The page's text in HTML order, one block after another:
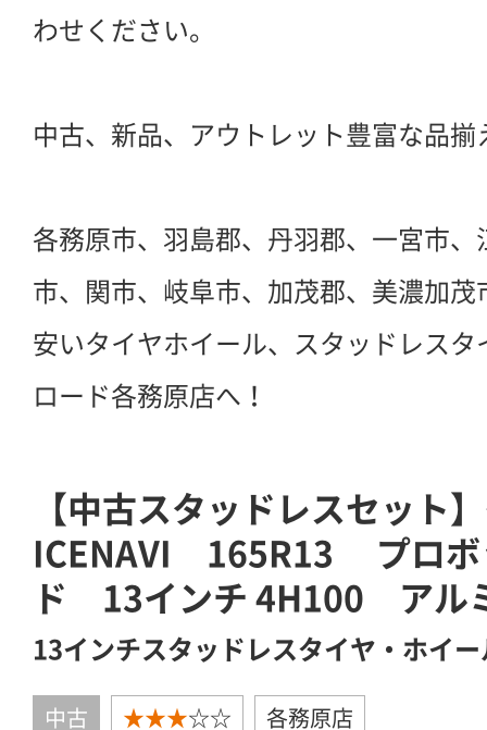
わせください。
中古、新品、アウトレット豊富な品揃
各務原市、羽島郡、丹羽郡、一宮市
市、関市、岐阜市、加茂郡、美濃加茂
安いタイヤホイール、スタッドレス
ロード各務原店へ！
【中古スタッドレスセット
ICENAVI 165R13 プロボ
ド 13インチ 4H100 アル
13インチスタッドレスタイヤ・ホイ
中古 ★★★☆☆ 各務原店